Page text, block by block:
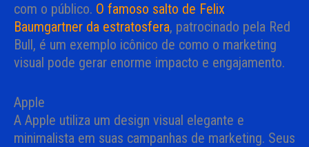
com o público. O famoso salto de Felix
Baumgartner da estratosfera, patrocinado pela Red
Bull, é um exemplo icônico de como o marketing
visual pode gerar enorme impacto e engajamento.
Apple
A Apple utiliza um design visual elegante e
minimalista em suas campanhas de marketing. Seus